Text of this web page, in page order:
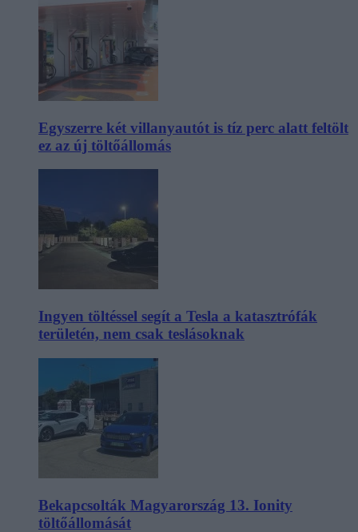
Egyszerre két villanyautót is tíz perc alatt feltölt
ez az új töltőállomás
Ingyen töltéssel segít a Tesla a katasztrófák
területén, nem csak teslásoknak
Bekapcsolták Magyarország 13. Ionity
töltőállomását